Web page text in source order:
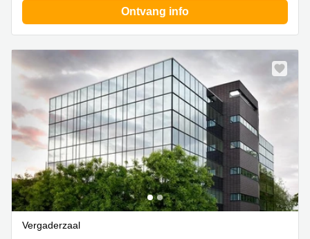
Ontvang info
Vergaderzaal